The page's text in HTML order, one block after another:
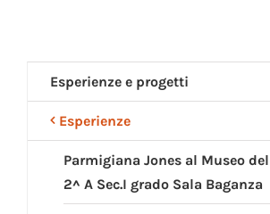
Esperienze e progetti
Esperienze
Parmigiana Jones al Museo
2^ A Sec.I grado Sala Baganza